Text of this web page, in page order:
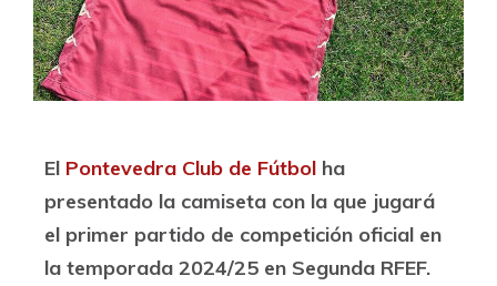
El Pontevedra Club de Fútbol ha
presentado la camiseta con la que jugará
el primer partido de competición oficial en
la temporada 2024/25 en Segunda RFEF.